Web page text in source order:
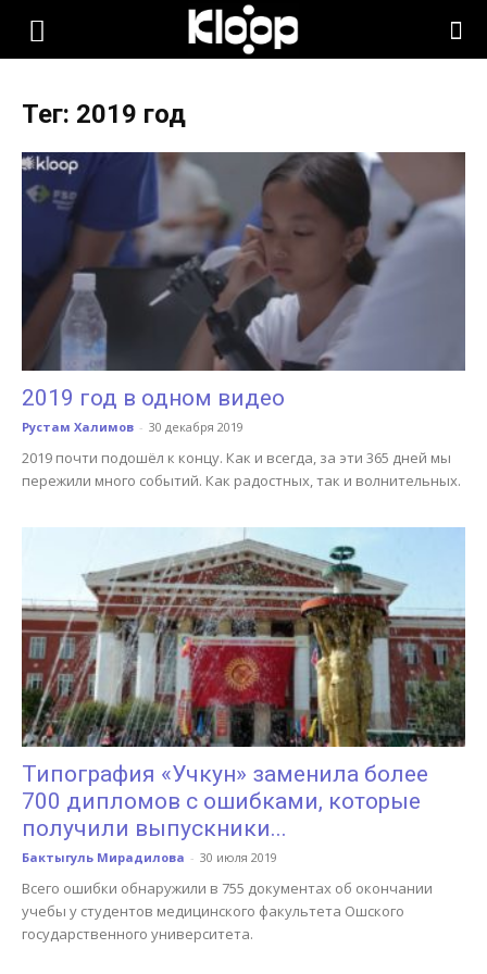
KLOOP.KG
Новости
Кыргызстана
Тег: 2019 год
2019 год в одном видео
Рустам Халимов - 30 декабря 2019
2019 почти подошёл к концу. Как и всегда, за эти 365 дней мы
пережили много событий. Как радостных, так и волнительных.
Типография «Учкун» заменила более
700 дипломов с ошибками, которые
получили выпускники...
Бактыгуль Мирадилова - 30 июля 2019
Всего ошибки обнаружили в 755 документах об окончании
учебы у студентов медицинского факультета Ошского
государственного университета.